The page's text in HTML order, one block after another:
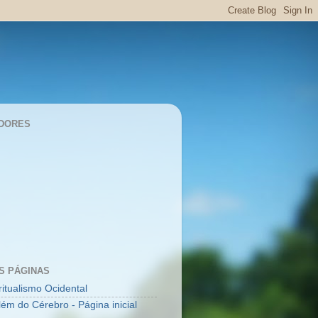
PÁGINAS
Ocidental
do Cérebro - Página inicial